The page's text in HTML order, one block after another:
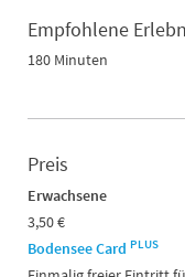
Empfohlene
180 Minuten
Preis
Erwachsene
3,50 €
Bodensee Card PLUS